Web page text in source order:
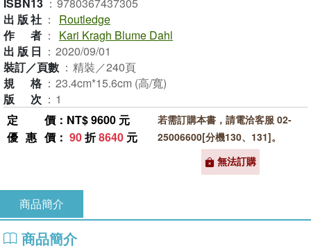
出版社 ：
Routledge
作者 ：
Kari Kragh Blume Dahl
出版日 ： 2020/09/01
裝訂／頁數 ： 精裝／240頁
規格 ： 23.4cm*15.6cm (高/寬)
版次 ： 1
定價 ：NT$ 9600 元
優惠價 ： 90折8640 元
若需訂購本書，請電洽客服 02-
25006600[分機130、131]。
無法訂購
商品簡介
商品簡介